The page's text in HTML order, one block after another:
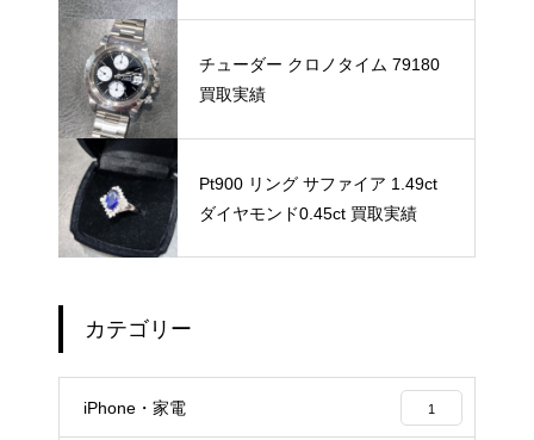
チューダー クロノタイム 79180
買取実績
Pt900 リング サファイア 1.49ct
ダイヤモンド0.45ct 買取実績
カテゴリー
iPhone・家電 1